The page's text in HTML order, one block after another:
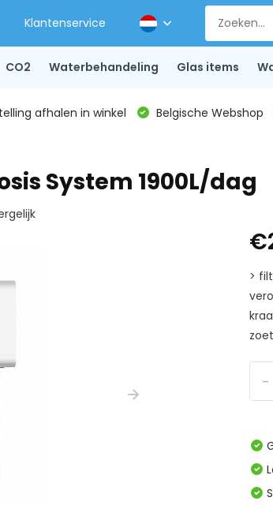
Klantenservice
CO2 Waterbehandeling Glas items
afhalen in winkel Belgische Webshop
System 1900L/dag
>
-